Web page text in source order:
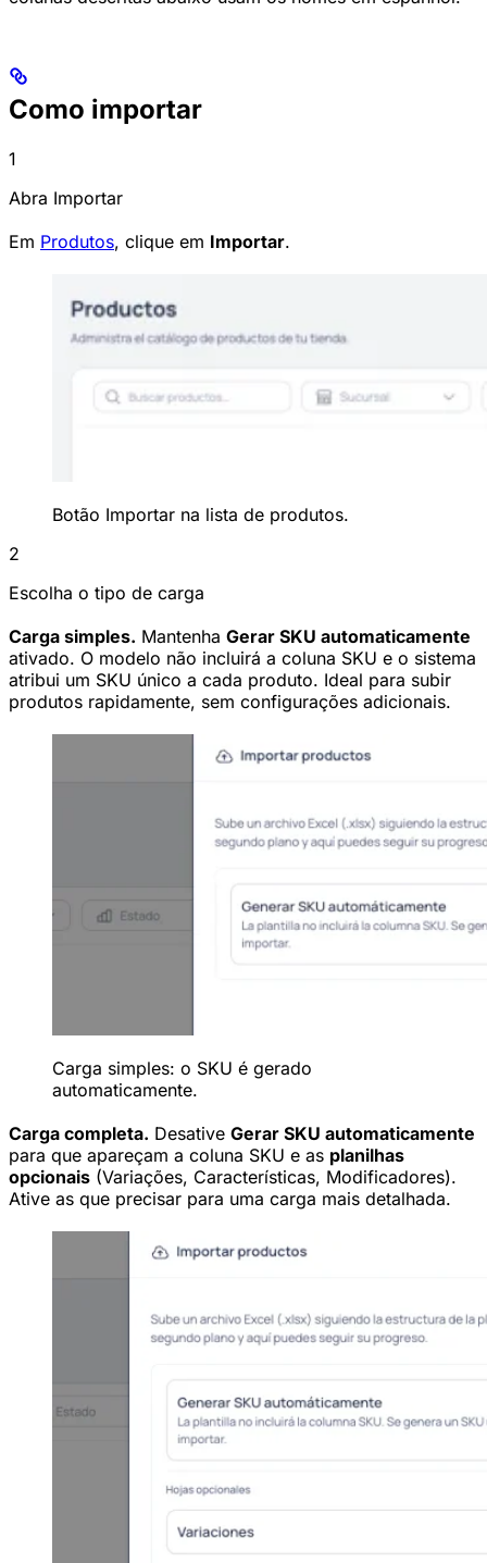
Como importar
1
Abra Importar
Em Produtos, clique em Importar.
Botão Importar na lista de produtos.
2
Escolha o tipo de carga
Carga simples. Mantenha Gerar SKU automaticamente
ativado. O modelo não incluirá a coluna SKU e o sistema
atribui um SKU único a cada produto. Ideal para subir
produtos rapidamente, sem configurações adicionais.
Carga simples: o SKU é gerado
automaticamente.
Carga completa. Desative Gerar SKU automaticamente
para que apareçam a coluna SKU e as planilhas
opcionais (Variações, Características, Modificadores).
Ative as que precisar para uma carga mais detalhada.